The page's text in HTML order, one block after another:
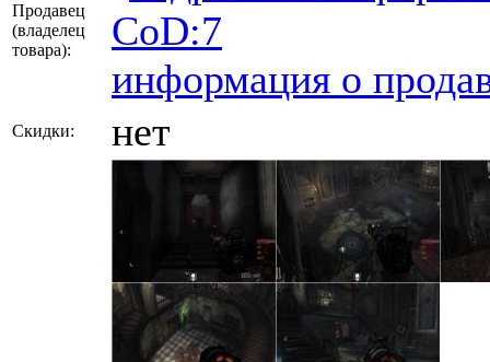
Продавец
(владелец
товара):
CoD:7
информация о
Скидки: нет